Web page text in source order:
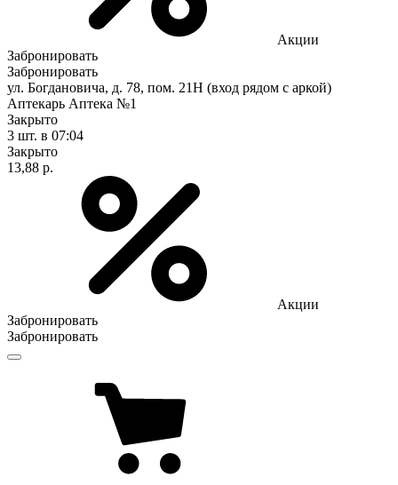
Акции
Забронировать
Забронировать
ул. Богдановича, д. 78, пом. 21Н (вход рядом с аркой)
Аптекарь Аптека №1
Закрыто
3 шт. в 07:04
Закрыто
13,88 р.
Акции
Забронировать
Забронировать